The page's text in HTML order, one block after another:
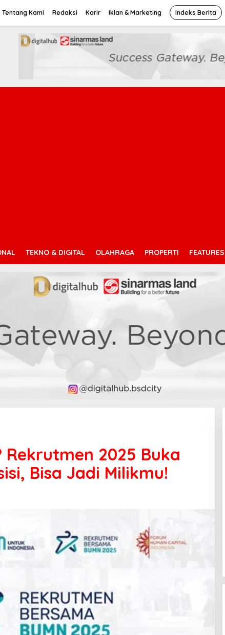
Tentang Kami Redaksi Karir Iklan & Marketing Indeks Berita
TEKNO & DIGITAL OLAHRAGA PROPERTI FEATURES
Rekrutmen 2025 Buka
Bisa Jadi Milikmu!